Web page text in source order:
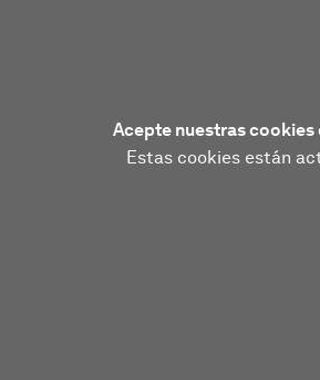
Acepte nuestras
Estas cookies están